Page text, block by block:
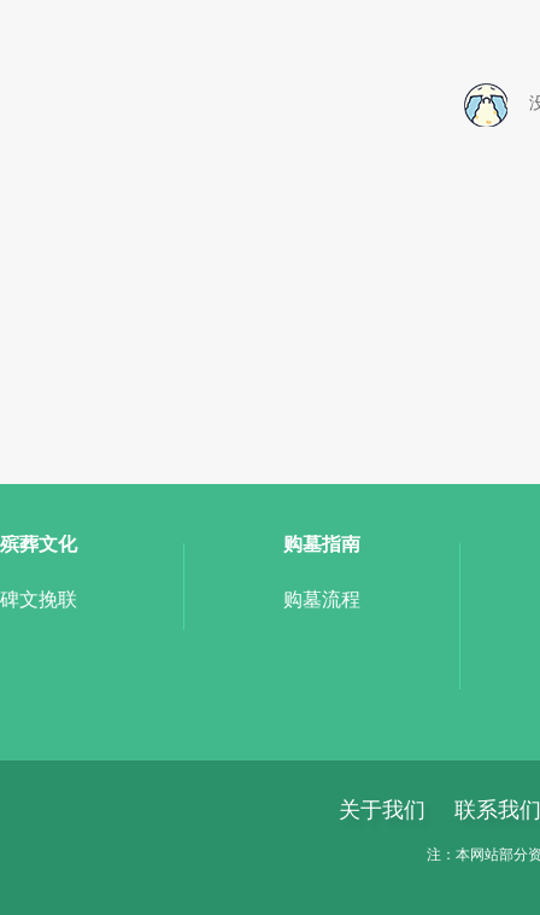
殡葬文化
碑文挽联
购墓指南
购墓流程
关于我们 联系我们
注：本网站部分